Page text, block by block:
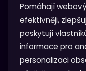
Pomáhají
efektivněji,
poskytují
informace pro
personalizaci